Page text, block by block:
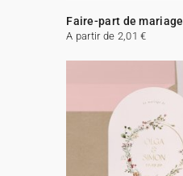
Faire-part de mariage
A partir de 2,01 €